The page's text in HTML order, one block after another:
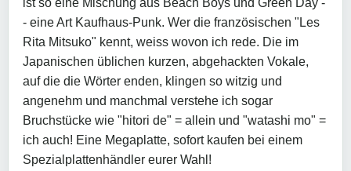
ist so eine Mischung aus Beach Boys und Green Day -
- eine Art Kaufhaus-Punk. Wer die französischen "Les
Rita Mitsuko" kennt, weiss wovon ich rede. Die im
Japanischen üblichen kurzen, abgehackten Vokale,
auf die die Wörter enden, klingen so witzig und
angenehm und manchmal verstehe ich sogar
Bruchstücke wie "hitori de" = allein und "watashi mo" =
ich auch! Eine Megaplatte, sofort kaufen bei einem
Spezialplattenhändler eurer Wahl!